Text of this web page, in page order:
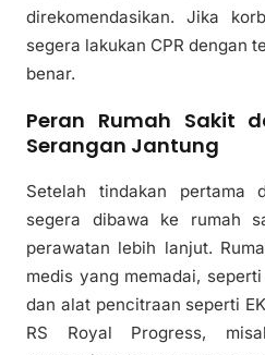
direkomendasikan. Jika
segera lakukan CPR dengan
benar.
Peran Rumah Sakit
Serangan Jantung
Setelah tindakan pertama
segera dibawa ke rumah
perawatan lebih lanjut.
medis yang memadai,
dan alat pencitraan seperti
RS Royal Progress,